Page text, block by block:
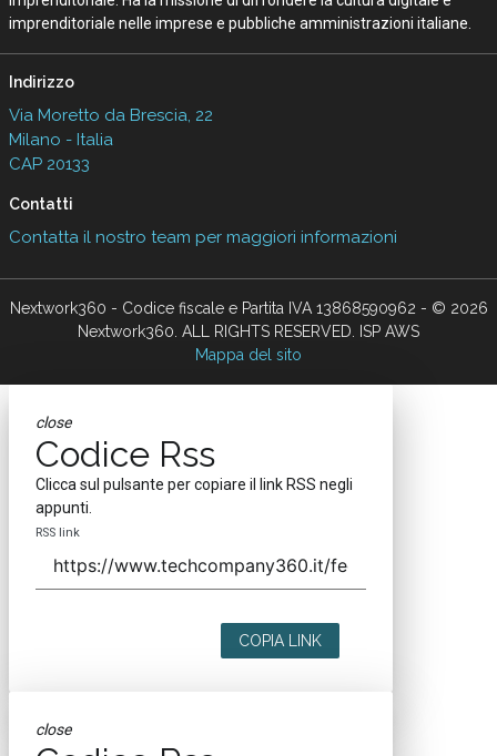
imprenditoriale nelle imprese e pubbliche amministrazioni italiane.
Indirizzo
Via Moretto da Brescia, 22
Milano - Italia
CAP 20133
Contatti
Contatta il nostro team per maggiori informazioni
Nextwork360 - Codice fiscale e Partita IVA 13868590962 - © 2026
Nextwork360. ALL RIGHTS RESERVED. ISP AWS
Mappa del sito
close
Codice Rss
Clicca sul pulsante per copiare il link RSS negli
appunti.
RSS link
COPIA LINK
close